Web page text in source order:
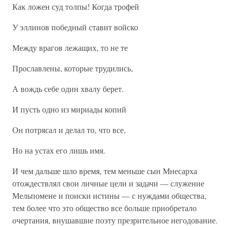
Как ложен суд толпы! Когда трофей
У эллинов победный ставит войско
Между врагов лежащих, то не те
Прославлены, которые трудились,
А вождь себе один хвалу берет.
И пусть одно из мириады копий
Он потрясал и делал то, что все,
Но на устах его лишь имя.
И чем дальше шло время, тем меньше сын Мнесарха
отождествлял свои личные цели и задачи — служение
Мельпомене и поиски истины — с нуждами общества,
тем более что это общество все больше приобретало
очертания, внушавшие поэту презрительное негодование.